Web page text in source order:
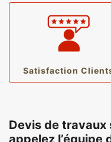
Satisfaction
Devis de travaux
appelez l’équipe